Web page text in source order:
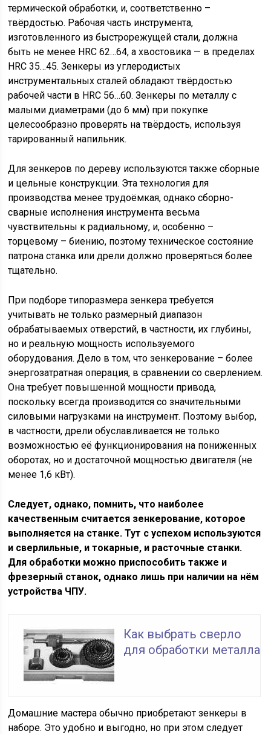
термической обработки, и, соответственно –
твёрдостью. Рабочая часть инструмента,
изготовленного из быстрорежущей стали, должна
быть не менее HRC 62…64, а хвостовика — в пределах
HRC 35…45. Зенкеры из углеродистых
инструментальных сталей обладают твёрдостью
рабочей части в HRC 56…60. Зенкеры по металлу с
малыми диаметрами (до 6 мм) при покупке
целесообразно проверять на твёрдость, используя
тарированный напильник.
Для зенкеров по дереву используются также сборные
и цельные конструкции. Эта технология для
производства менее трудоёмкая, однако сборно-
сварные исполнения инструмента весьма
чувствительны к радиальному, и, особенно –
торцевому – биению, поэтому техническое состояние
патрона станка или дрели должно проверяться более
тщательно.
При подборе типоразмера зенкера требуется
учитывать не только размерный диапазон
обрабатываемых отверстий, в частности, их глубины,
но и реальную мощность используемого
оборудования. Дело в том, что зенкерование – более
энергозатратная операция, в сравнении со сверлением.
Она требует повышенной мощности привода,
поскольку всегда производится со значительными
силовыми нагрузками на инструмент. Поэтому выбор,
в частности, дрели обуславливается не только
возможностью её функционирования на пониженных
оборотах, но и достаточной мощностью двигателя (не
менее 1,6 кВт).
Следует, однако, помнить, что наиболее
качественным считается зенкерование, которое
выполняется на станке. Тут с успехом используются
и сверлильные, и токарные, и расточные станки.
Для обработки можно приспособить также и
фрезерный станок, однако лишь при наличии на нём
устройства ЧПУ.
Как выбрать сверло
для обработки металла
Домашние мастера обычно приобретают зенкеры в
наборе. Это удобно и выгодно, но при этом следует